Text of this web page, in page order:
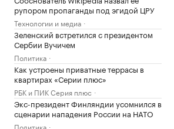
рупором пропаганды под эгидой ЦРУ
Технологии и медиа
Зеленский встретился с президентом
Сербии Вучичем
Политика
Как устроены приватные террасы в
квартирах «Серии плюс»
РБК и ПИК Серия плюс
Экс-президент Финляндии усомнился в
сценарии нападения России на НАТО
Политика